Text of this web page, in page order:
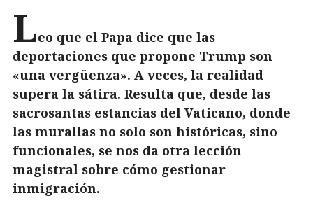
Leo que el Papa dice que las
deportaciones que propone Trump son
«una vergüenza». A veces, la realidad
supera la sátira. Resulta que, desde las
sacrosantas estancias del Vaticano, donde
las murallas no solo son históricas, sino
funcionales, se nos da otra lección
magistral sobre cómo gestionar
inmigración.